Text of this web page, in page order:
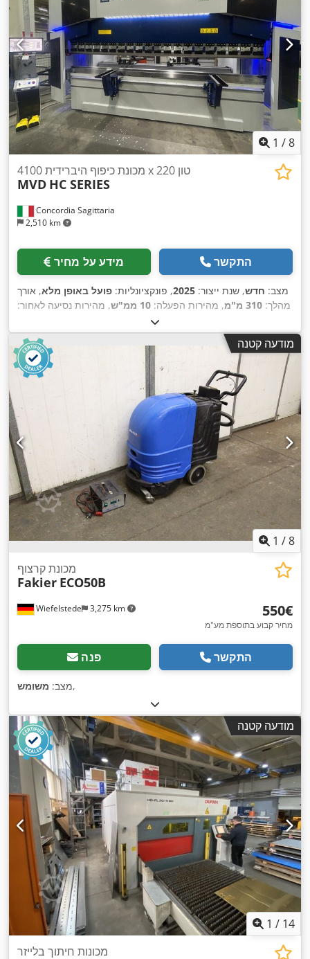
1 /8
Concordia Sagittaria
2,510 km
מכונת כיפוף היברידית 4100 x 220 טון
MVD HC SERIES
מידע על מחיר התקשר
מצב: חדש, שנת ייצור: 2025, פונקציונליות: פועל באופן מלא, אורך
מהלך: 310 מ"מ , מהירות הפעלה: 10 ממ"ש
, מהירות נסיעה לאחור:
, קיבולת מיכל שמן:
נסיעה בציר X:
750 מ"מ, יצרן בקרים:ESA , דגם בקר:S 875W,
רוחב עבודה:
4,100 מ"מ , כוח כיפוף (מקסימלי): 220 t , מד מדף
אחורי:
, מרחק בין הסטנדים: , סוג בקרה: בקרת
CNC
, רמת אוטומציה:אוטומטי , מספר זרועות תמיכה:
, כוונון מד
, מספר צירים:8, סוג כתרים: מופעל CNC
מודעה קטנה
1 /8
Wiefelstede 3,275 km
מכונת קרצוף
Fakier ECO50B
‏550 ‏€
מחיר קבוע בתוספת מע"מ
פנה התקשר
מצב: משומש ,
מודעה קטנה
1 / 14
מכונות חיתוך בלייזר